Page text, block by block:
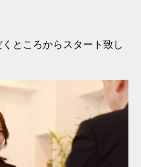
ところからスタート致し